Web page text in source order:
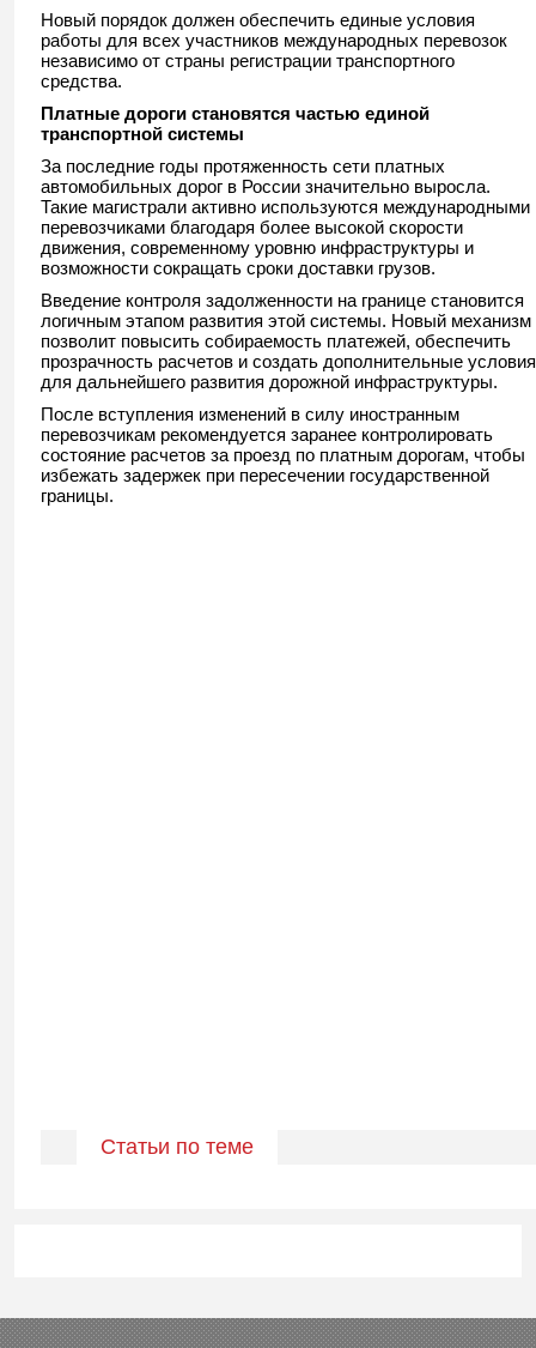
Новый порядок должен обеспечить единые условия
работы для всех участников международных перевозок
независимо от страны регистрации транспортного
средства.
Платные дороги становятся частью единой
транспортной системы
За последние годы протяженность сети платных
автомобильных дорог в России значительно выросла.
Такие магистрали активно используются международными
перевозчиками благодаря более высокой скорости
движения, современному уровню инфраструктуры и
возможности сокращать сроки доставки грузов.
Введение контроля задолженности на границе становится
логичным этапом развития этой системы. Новый механизм
позволит повысить собираемость платежей, обеспечить
прозрачность расчетов и создать дополнительные условия
для дальнейшего развития дорожной инфраструктуры.
После вступления изменений в силу иностранным
перевозчикам рекомендуется заранее контролировать
состояние расчетов за проезд по платным дорогам, чтобы
избежать задержек при пересечении государственной
границы.
Статьи по теме